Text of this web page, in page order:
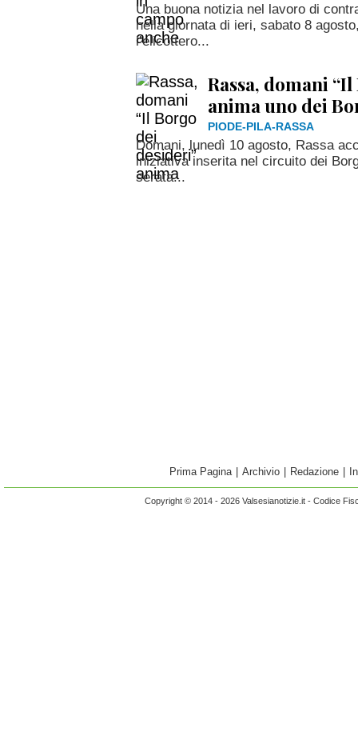
Una buona notizia nel lavoro di
nella giornata di ieri, sabato 8
l’elicottero...
Rassa, domani
anima uno dei
PIODE-PILA-RASSA
Domani, lunedì 10 agosto, Rassa
iniziativa inserita nel circuito dei
serata...
Prima Pagina Archivio Redazione
Copyright © 2014 - 2026 Valsesianotizie.it - Codice